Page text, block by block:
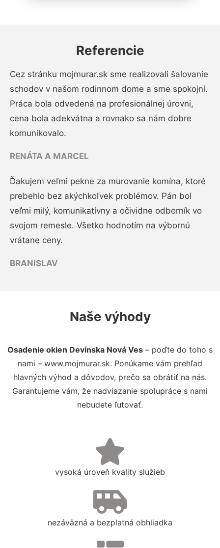
Referencie
Cez stránku mojmurar.sk sme realizovali šalovanie
schodov v našom rodinnom dome a sme spokojní.
Práca bola odvedená na profesionálnej úrovni,
cena bola adekvátna a rovnako sa nám dobre
komunikovalo.
RENÁTA A MARCEL
Ďakujem veľmi pekne za murovanie komína, ktoré
prebehlo bez akýchkoľvek problémov. Pán bol
veľmi milý, komunikatívny a očividne odborník vo
svojom remesle. Všetko hodnotím na výbornú
vrátane ceny.
BRANISLAV
Naše výhody
Osadenie okien Devínska Nová Ves – poďte do toho s
nami – www.mojmurar.sk. Ponúkame vám prehľad
hlavných výhod a dôvodov, prečo sa obrátiť na nás.
Garantujeme vám, že nadviazanie spolupráce s nami
nebudete ľutovať.
vysoká úroveň kvality služieb
nezáväzná a bezplatná obhliadka